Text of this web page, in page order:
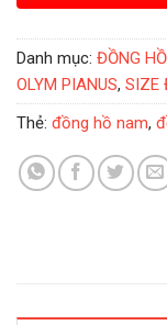
Danh mục: ĐỒNG
OLYM PIANUS, SIZE
Thẻ: đồng hồ nam,